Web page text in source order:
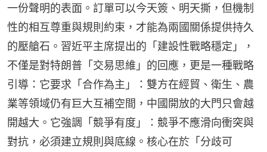
一份聲明的表面。訂單可以今天簽、明天撕，但機制
性的相互尊重與規則約束，才能為兩國關係提供持久
的壓艙石。習近平主席提出的「建設性戰略穩定」，
不僅是對特朗普「交易思維」的回應，更是一種戰略
引導：它要求「合作為主」：雙方在經貿、衛生、農
業等領域仍有巨大互補空間，中國開放的大門只會越
開越大。它強調「競爭有度」：競爭不應滑向衝突與
對抗，必須建立規則與底線。核心在於「分歧可